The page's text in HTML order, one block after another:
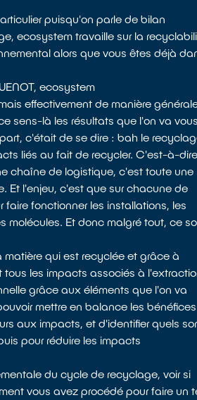
puisqu'on parle de bilan
ecosystem travaille sur la
alors que vous êtes déjà
ecosystem
effectivement de manière
sens-là les résultats que l'on va vous
c'était de se dire : bah le
liés au fait de recycler. C'est-à-dire
chaîne de logistique, c'est toute une
Et l'enjeu, c'est que sur chacune de
fonctionner les installations, les
molécules. Et donc malgré tout, ce
qui est recyclée et grâce à
tous les impacts associés à
grâce aux éléments que l'on va
mettre en balance les bénéfices
aux impacts, et d'identifier quels
pour réduire les impacts
du cycle de recyclage, voir si
vous avez procédé pour faire un